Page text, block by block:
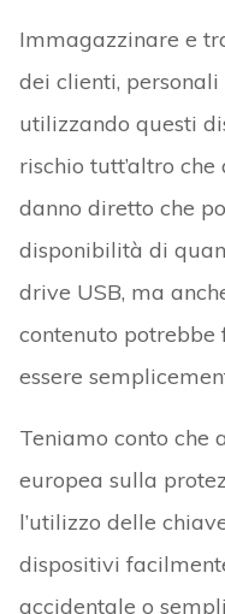
Immagazzinare e
dei clienti,
utilizzando questi
rischio tutt’altro
danno diretto che
disponibilità di
drive USB, ma
contenuto
essere
Teniamo conto che
europea sulla
l’utilizzo delle
dispositivi
accidentale o